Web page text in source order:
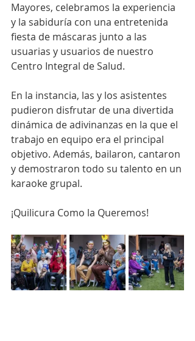
Mayores, celebramos la experiencia
y la sabiduría con una entretenida
fiesta de máscaras junto a las
usuarias y usuarios de nuestro
Centro Integral de Salud.
En la instancia, las y los asistentes
pudieron disfrutar de una divertida
dinámica de adivinanzas en la que el
trabajo en equipo era el principal
objetivo. Además, bailaron, cantaron
y demostraron todo su talento en un
karaoke grupal.
¡Quilicura Como la Queremos!